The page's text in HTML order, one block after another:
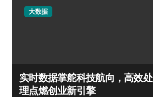
大数据
实时数据掌舵科技航向，高效处
理点燃创业新引擎